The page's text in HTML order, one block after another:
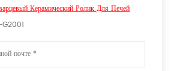
Керамический Ролик Для Печей